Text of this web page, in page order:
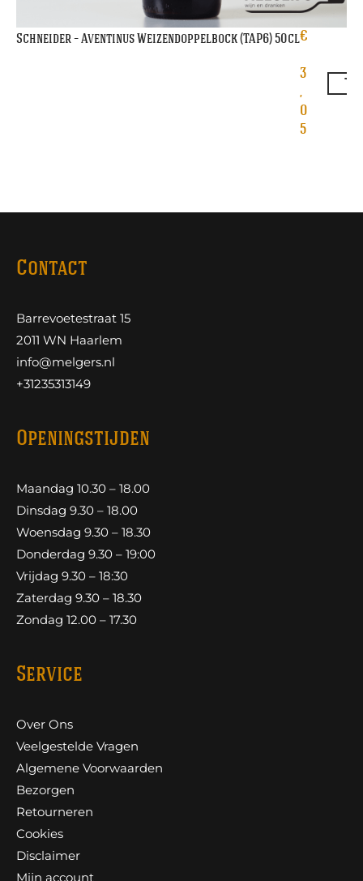
Schneider – Aventinus Weizendoppelbock (TAP6) 50cl€
3
,
0
5
Contact
Barrevoetestraat 15
2011 WN Haarlem
info@melgers.nl
+31235313149
Openingstijden
Maandag 10.30 – 18.00
Dinsdag 9.30 – 18.00
Woensdag 9.30 – 18.30
Donderdag 9.30 – 19:00
Vrijdag 9.30 – 18:30
Zaterdag 9.30 – 18.30
Zondag 12.00 – 17.30
Service
Over Ons
Veelgestelde Vragen
Algemene Voorwaarden
Bezorgen
Retourneren
Cookies
Disclaimer
Mijn account